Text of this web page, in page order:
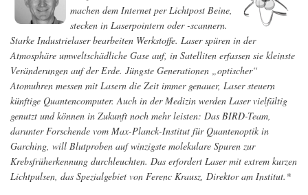
machen dem Internet per Lichtpost Beine,
stecken in Laserpointern oder -scannern.
Starke Industrielaser bearbeiten Werkstoffe. Laser spüren in der
Atmosphäre umweltschädliche Gase auf, in Satelliten erfassen sie kleinste
Veränderungen auf der Erde. Jüngste Generationen „optischer“
Atomuhren messen mit Lasern die Zeit immer genauer, Laser steuern
künftige Quantencomputer. Auch in der Medizin werden Laser vielfältig
genutzt und können in Zukunft noch mehr leisten: Das BIRD-Team,
darunter Forschende vom Max-Planck-Institut für Quantenoptik in
Garching, will Blutproben auf winzigste molekulare Spuren zur
Krebsfrüherkennung durchleuchten. Das erfordert Laser mit extrem kurzen
Lichtpulsen, das Spezialgebiet von Ferenc Krausz, Direktor am Institut.*